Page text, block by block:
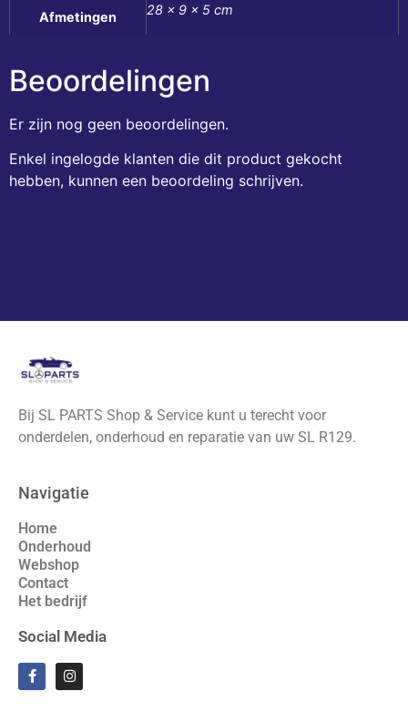
Afmetingen 28 × 9 × 5 cm
Beoordelingen
Er zijn nog geen beoordelingen.
Enkel ingelogde klanten die dit product gekocht
hebben, kunnen een beoordeling schrijven.
Bij SL PARTS Shop & Service kunt u terecht voor
onderdelen, onderhoud en reparatie van uw SL R129.
Navigatie
Home
Onderhoud
Webshop
Contact
Het bedrijf
Social Media